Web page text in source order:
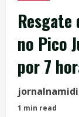
no Pico
por 7
1 min read